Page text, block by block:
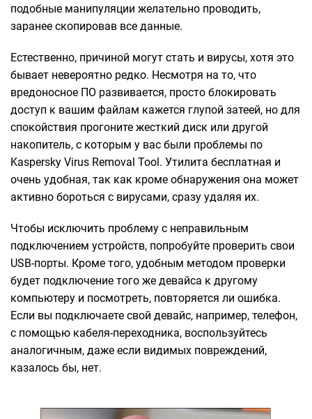
подобные манипуляции желательно проводить,
заранее скопировав все данные.
Естественно, причиной могут стать и вирусы, хотя это
бывает невероятно редко. Несмотря на то, что
вредоносное ПО развивается, просто блокировать
доступ к вашим файлам кажется глупой затеей, но для
спокойствия прогоните жесткий диск или другой
накопитель, с которым у вас были проблемы по
Kaspersky Virus Removal Tool. Утилита бесплатная и
очень удобная, так как кроме обнаружения она может
активно бороться с вирусами, сразу удаляя их.
Чтобы исключить проблему с неправильным
подключением устройств, попробуйте проверить свои
USB-порты. Кроме того, удобным методом проверки
будет подключение того же девайса к другому
компьютеру и посмотреть, повторяется ли ошибка.
Если вы подключаете свой девайс, например, телефон,
с помощью кабеля-переходника, воспользуйтесь
аналогичным, даже если видимых повреждений,
казалось бы, нет.